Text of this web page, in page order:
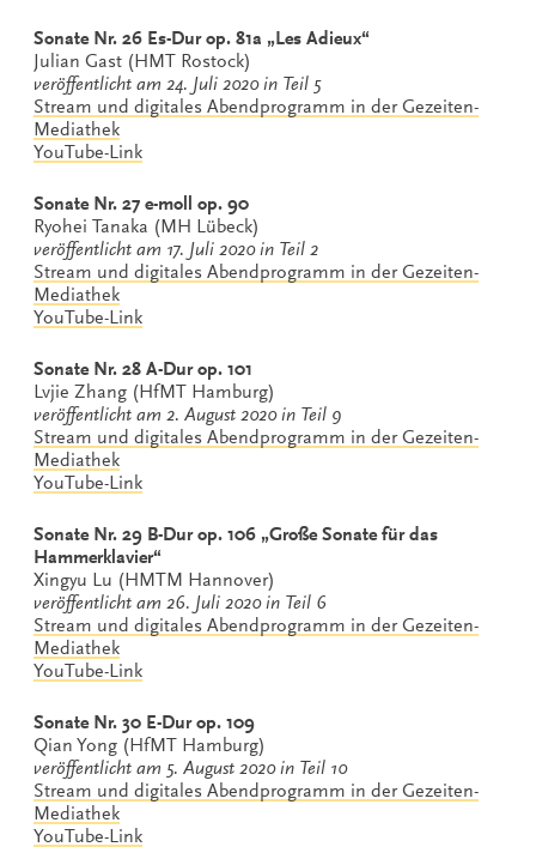
Sonate Nr. 26 Es-Dur op. 81a „Les Adieux“
Julian Gast (HMT Rostock)
veröffentlicht am 24. Juli 2020 in Teil 5
Stream und digitales Abendprogramm in derGezeiten-
Mediathek
YouTube-Link
Sonate Nr. 27 e-moll op. 90
Ryohei Tanaka (MH Lübeck)
veröffentlicht am 17. Juli 2020 in Teil 2
Stream und digitales Abendprogramm in der Gezeiten-
Mediathek
YouTube-Link
Sonate Nr. 28 A-Dur op. 101
Lvjie Zhang (HfMT Hamburg)
veröffentlicht am 2. August 2020 in Teil 9
Stream und digitales Abendprogramm in der Gezeiten-
Mediathek
YouTube-Link
Sonate Nr. 29 B-Dur op. 106 „Große Sonate für das
Hammerklavier“
Xingyu Lu (HMTM Hannover)
veröffentlicht am 26. Juli 2020 in Teil 6
Stream und digitales Abendprogramm in der Gezeiten-
Mediathek
YouTube-Link
Sonate Nr. 30 E-Dur op. 109
Qian Yong (HfMT Hamburg)
veröffentlicht am 5. August 2020 in Teil 10
Stream und digitales Abendprogramm in der Gezeiten-
Mediathek
YouTube-Link